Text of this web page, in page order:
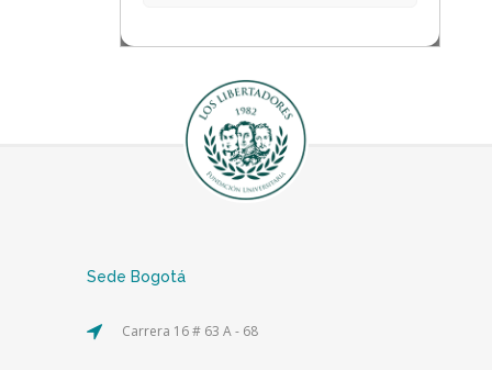
Sede Bogotá
Carrera 16 # 63 A - 68